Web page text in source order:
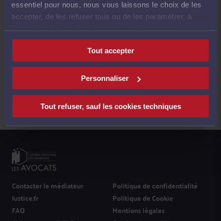
essentiel pour nous, nous vous laissons le choix de les
accepter, de les refuser tous ou de les paramétrer, à
nécessaires au fonctionnement du site.
Tout accepter
Personnaliser
Tout refuser, sauf les cookies techniques
Contacter le médiateur
Justice.fr
FAQ
Politique de confidentialité
Politique de Cookie
Mentions légales